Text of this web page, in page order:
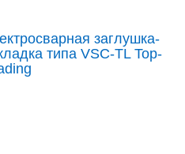
заглушка-
типа VSC-TL Top-